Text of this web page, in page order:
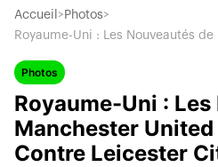
Accueil > Photos>
Royaume-Uni : Les Nouveautés de
Photos
Royaume-Uni :
Manchester
Contre Leicester